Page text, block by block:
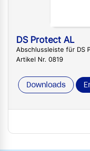
DS Protect AL
Abschlussleiste für DS
Artikel Nr. 0819
Downloads